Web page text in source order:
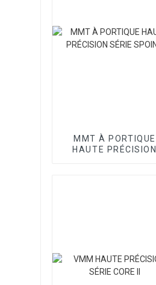
MMT À PORTIQUE
HAUTE PRÉCISION